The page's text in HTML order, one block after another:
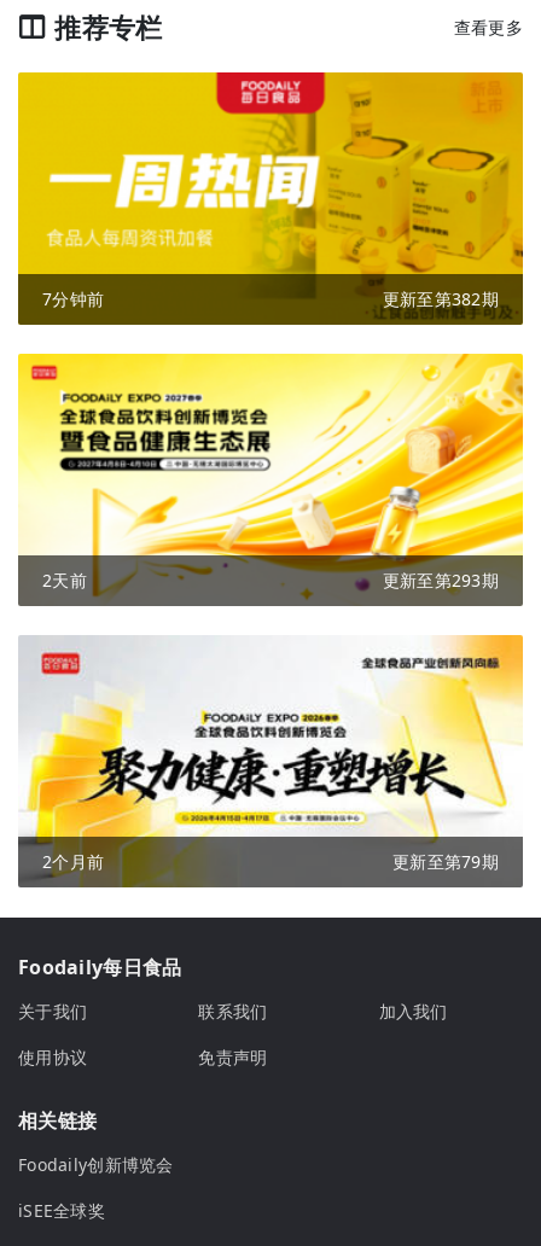
推荐专栏 查看更多
7分钟前 更新至第382期
2天前 更新至第293期
2个月前 更新至第79期
Foodaily每日食品
关于我们 联系我们
加入我们
使用协议
免责声明
相关链接
Foodaily创新博览会
iSEE全球奖